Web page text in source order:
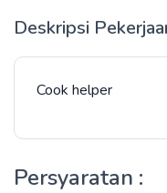
Deskripsi
Cook helper
Persyaratan :